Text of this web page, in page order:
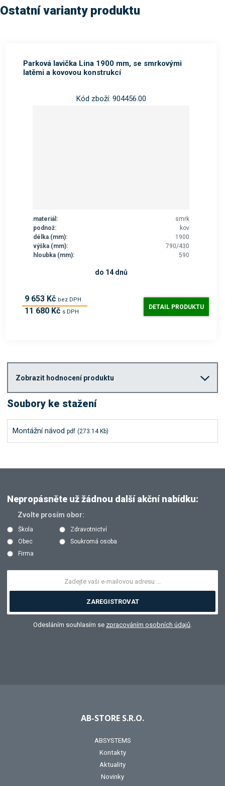
Ostatní varianty produktu
Parková lavička Lina 1900 mm, se smrkovými
latěmi a kovovou konstrukcí
Kód zboží: 904456.00
materiál:
smrk
podnož:
kov
délka (mm):
1900
výška (mm):
790/430
hloubka (mm):
590
9 653 Kč bez DPH
11 680 Kč s DPH
do 14 dnů
DETAIL PRODUKTU
Zobrazit hodnocení produktu
Soubory ke stažení
Montážní návod pdf (273.14 Kb)
Nepropásněte už žádnou další akční nabídku:
Zvolte prosím obor:
Škola
Zdravotnictví
Obec
Soukromá osoba
Firma
ZAREGISTROVAT
Odesláním souhlasím se zpracováním osobních údajů.
AB-STORE S.R.O.
ABSYSTEMS
Kontakty
Aktuality
Novinky